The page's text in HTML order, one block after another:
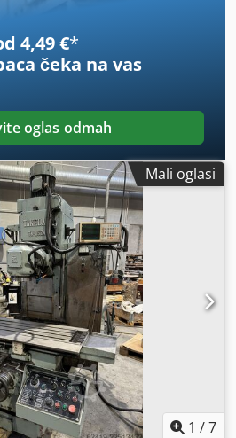
sa lokacije Dcjdszrbxpopfx
4,49 €*
čeka na vas
oglas odmah
Mali oglasi
1 /7